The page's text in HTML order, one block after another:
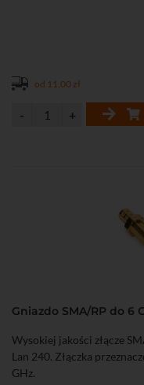
od 11,00 zł
Gniazdo SMA/RP do 6
Wysokiej jakości złącze
Lan 240. Złączka
GHz.